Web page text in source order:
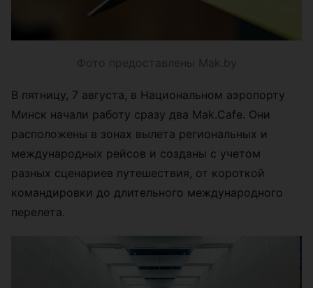
Фото предоставлены Mak.by
В пятницу, 7 августа, в Национальном аэропорту
Минск начали работу сразу два Mak.Cafe. Они
расположены в зонах вылета региональных и
международных рейсов и созданы с учетом
разных сценариев путешествия, от короткой
командировки до длительного международного
перелета.